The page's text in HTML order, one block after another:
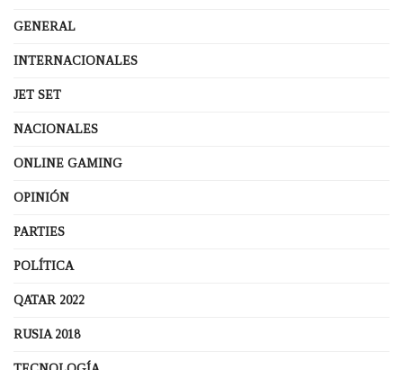
GENERAL
INTERNACIONALES
JET SET
NACIONALES
ONLINE GAMING
OPINIÓN
PARTIES
POLÍTICA
QATAR 2022
RUSIA 2018